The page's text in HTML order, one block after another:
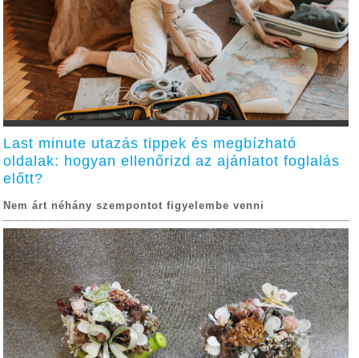
Last minute utazás tippek és megbízható
oldalak: hogyan ellenőrizd az ajánlatot foglalás
előtt?
Nem árt néhány szempontot figyelembe venni